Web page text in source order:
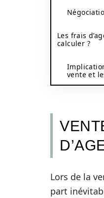
Les frais
calculer ?
vente et
Lors de la
part